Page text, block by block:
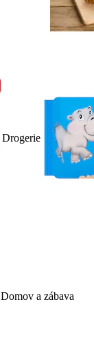
Drogerie
Domov a zábava